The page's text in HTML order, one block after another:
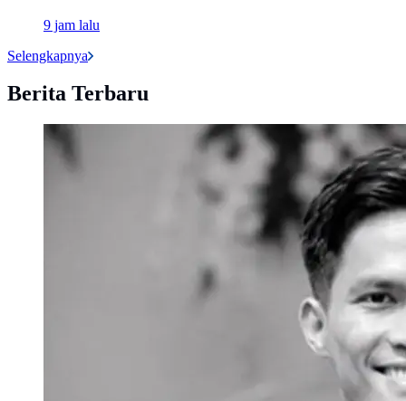
9 jam lalu
Selengkapnya
Berita Terbaru